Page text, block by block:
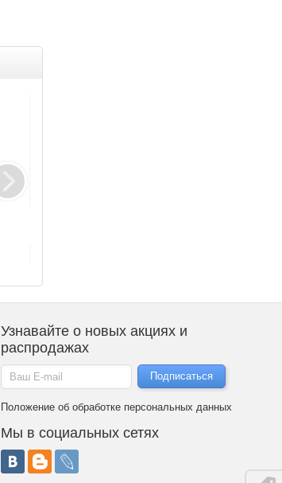
Узнавайте о новых акциях и
распродажах
Положение об обработке персональных данных
Мы в социальных сетях